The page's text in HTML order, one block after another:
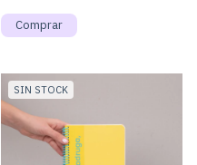
SIN STOCK